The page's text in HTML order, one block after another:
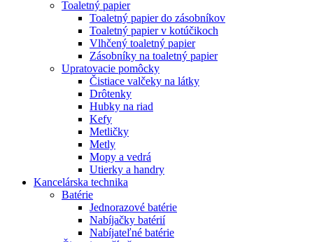
Toaletný papier
Toaletný papier do zásobníkov
Toaletný papier v kotúčikoch
Vlhčený toaletný papier
Zásobníky na toaletný papier
Upratovacie pomôcky
Čistiace valčeky na látky
Drôtenky
Hubky na riad
Kefy
Metličky
Metly
Mopy a vedrá
Utierky a handry
Kancelárska technika
Batérie
Jednorazové batérie
Nabíjačky batérií
Nabíjateľné batérie